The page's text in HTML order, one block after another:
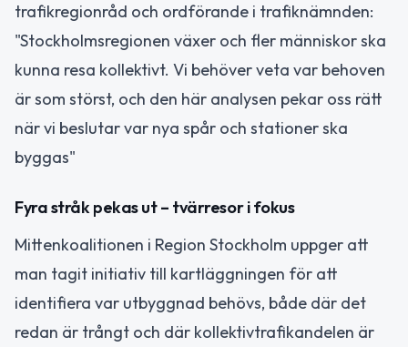
trafikregionråd och ordförande i trafiknämnden:
"Stockholmsregionen växer och fler människor ska
kunna resa kollektivt. Vi behöver veta var behoven
är som störst, och den här analysen pekar oss rätt
när vi beslutar var nya spår och stationer ska
byggas"
Fyra stråk pekas ut – tvärresor i fokus
Mittenkoalitionen i Region Stockholm uppger att
man tagit initiativ till kartläggningen för att
identifiera var utbyggnad behövs, både där det
redan är trångt och där kollektivtrafikandelen är